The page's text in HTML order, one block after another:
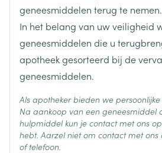
bloedonderzoeken kunnen
van een enzym aangeven wat
voor de spier- en hartfunctie
verhoogde hoeveelheden van
aanwijzing zijn voor de nierfunctie
Actieve
Ingrediënten
Behoud
geneesmiddelen terug te nemen.
In het belang van uw veiligheid
geneesmiddelen die u
apotheek gesorteerd bij de
geneesmiddelen.
Als apotheker bieden we
Na aankoop van een geneesmiddel
hulpmiddel kun je contact met ons
hebt. Aarzel niet om contact met
of telefoon.